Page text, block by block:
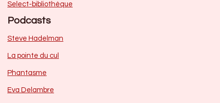
Select-bibliothèque
Podcasts
Steve Hadelman
La pointe du cul
Phantasme
Eva Delambre